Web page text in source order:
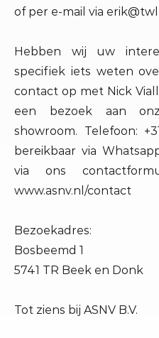
of per e-mail via
Hebben wij uw
specifiek iets weten
contact op met Nick
een bezoek aan
showroom. Telefoon:
bereikbaar via
via ons
www.asnv.nl/contact
Bezoekadres:
Bosbeemd 1
5741 TR Beek en Donk
Tot ziens bij ASNV B.V.